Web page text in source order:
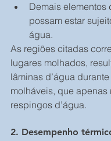
Demais elementos
possam estar
água.
As regiões citadas
lugares molhados,
lâminas d’água
molháveis, que apenas
respingos d’água.
2. Desempenho